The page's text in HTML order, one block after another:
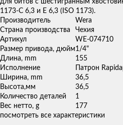
1173-C 6,3 и E 6,3 (ISO 1173).
Производитель
Wera
Страна производства
Чехия
Артикул
WE-074710
Размер привода, дюйм1/4"
Длина, mm
155
Исполнение
Патрон
Ширина, mm
36,5
Высота,мм
36,5
Количество деталей
1
Вес нетто, g
177
посмотреть все характеристики